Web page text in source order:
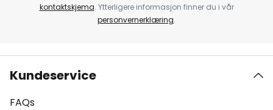
kontaktskjema. Ytterligere informasjon finner du i vår
personvernerklæring.
Kundeservice
FAQs